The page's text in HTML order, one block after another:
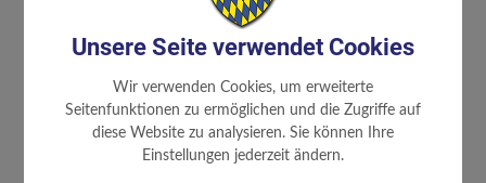
Zuständigkeiten
Kultur, Jugend und Vereine
Lebensqualität und Gesundheit
Schule, Kindergarten und Familie
Soziales und Ehrenamt
Unsere Seite verwendet Cookies
Wir verwenden Cookies, um erweiterte
Seitenfunktionen zu ermöglichen und die Zugriffe auf
diese Website zu analysieren. Sie können Ihre
Einstellungen jederzeit ändern.